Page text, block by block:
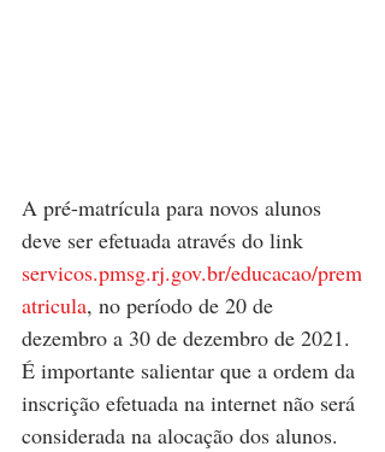
A pré-matrícula para novos alunos
deve ser efetuada através do link
servicos.pmsg.rj.gov.br/educacao/prem
atricula, no período de 20 de
dezembro a 30 de dezembro de 2021.
É importante salientar que a ordem da
inscrição efetuada na internet não será
considerada na alocação dos alunos.